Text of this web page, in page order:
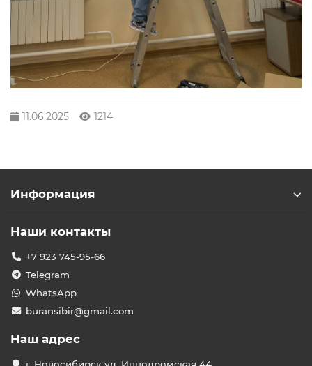
11.06.2025 1214
Информация
Наши контакты
+7 923 745-95-66
Telegram
WhatsApp
buransibir@gmail.com
Наш адрес